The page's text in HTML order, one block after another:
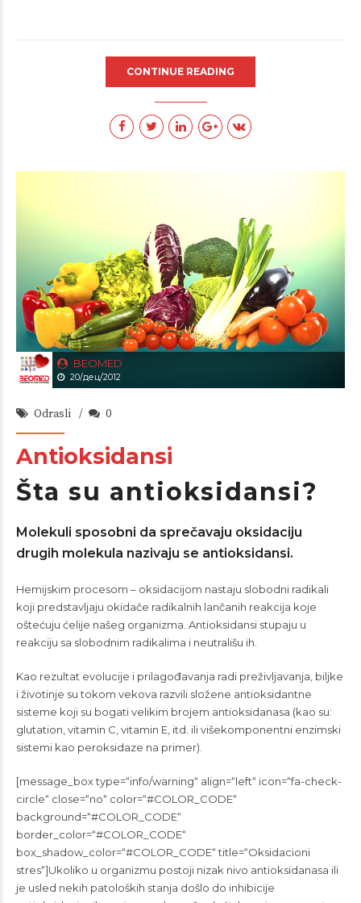
CONTINUE READING
BEOMED
20/дец/2012
Odrasli 0
Antioksidansi
Šta su antioksidansi?
Molekuli sposobni da sprečavaju oksidaciju
drugih molekula nazivaju se antioksidansi.
Hemijskim procesom – oksidacijom nastaju slobodni radikali
koji predstavljaju okidače radikalnih lančanih reakcija koje
oštećuju ćelije našeg organizma. Antioksidansi stupaju u
reakciju sa slobodnim radikalima i neutrališu ih.
Kao rezultat evolucije i prilagođavanja radi preživljavanja, biljke
i životinje su tokom vekova razvili složene antioksidantne
sisteme koji su bogati velikim brojem antioksidanasa (kao su:
glutation, vitamin C, vitamin E, itd. ili višekomponentni enzimski
sistemi kao peroksidaze na primer).
[message_box type=“info/warning“ align=“left“ icon=“fa-check-
circle“ close=“no“ color=“#COLOR_CODE“
background=“#COLOR_CODE“
border_color=“#COLOR_CODE“
box_shadow_color=“#COLOR_CODE“ title=“Oksidacioni
stres“]Ukoliko u organizmu postoji nizak nivo antioksidanasa ili
je usled nekih patoloških stanja došlo do inhibicije